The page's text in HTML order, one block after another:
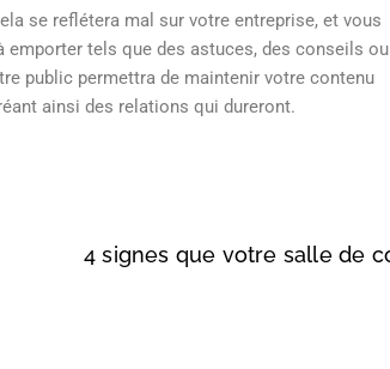
se reflétera mal sur votre entreprise, et vous
emporter tels que des astuces, des conseils ou
public permettra de maintenir votre contenu
ainsi des relations qui dureront.